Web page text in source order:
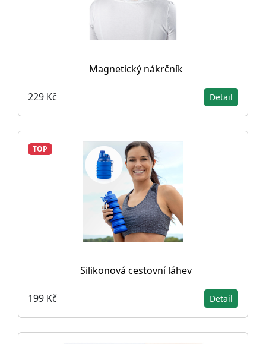
Magnetický nákrčník
229 Kč Detail
TOP
Silikonová cestovní láhev
199 Kč Detail